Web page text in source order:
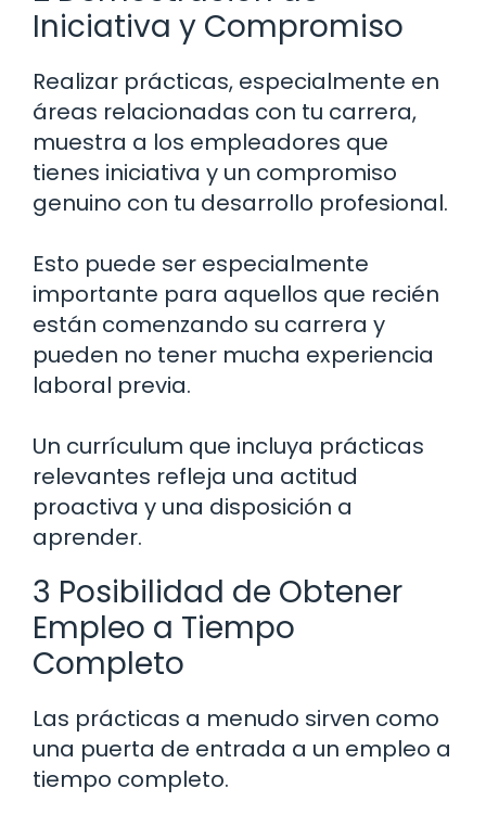
Iniciativa y Compromiso
Realizar prácticas, especialmente en
áreas relacionadas con tu carrera,
muestra a los empleadores que
tienes iniciativa y un compromiso
genuino con tu desarrollo profesional.
Esto puede ser especialmente
importante para aquellos que recién
están comenzando su carrera y
pueden no tener mucha experiencia
laboral previa.
Un currículum que incluya prácticas
relevantes refleja una actitud
proactiva y una disposición a
aprender.
3 Posibilidad de Obtener
Empleo a Tiempo
Completo
Las prácticas a menudo sirven como
una puerta de entrada a un empleo a
tiempo completo.